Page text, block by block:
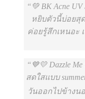
💚 BK Acne
หยิบตัวนี้บ่อยสุ
ค่อยรู้สึกเหนอะ
💙💛 Dazzle
สดใสแบบ
วันออกไปข้างน